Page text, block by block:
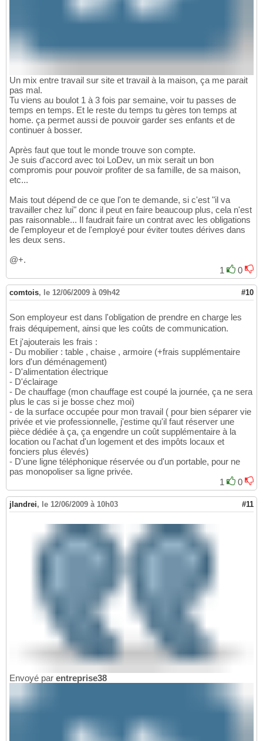
Un mix entre travail sur site et travail à la maison, ça me parait
pas mal.
Tu viens au boulot 1 à 3 fois par semaine, voir tu passes de
temps en temps. Et le reste du temps tu gères ton temps at
home. ça permet aussi de pouvoir garder ses enfants et de
continuer à bosser.
Après faut que tout le monde trouve son compte.
Je suis d'accord avec toi LoDev, un mix serait un bon
compromis pour pouvoir profiter de sa famille, de sa maison,
etc...
Mais tout dépend de ce que l'on te demande, si c'est "il va
travailler chez lui" donc il peut en faire beaucoup plus, cela n'est
pas raisonnable... Il faudrait faire un contrat avec les obligations
de l'employeur et de l'employé pour éviter toutes dérives dans
les deux sens.
@+.
1
0
comtois, le 12/06/2009 à 09h42 #10
Son employeur est dans l'obligation de prendre en charge les
frais déquipement, ainsi que les coûts de communication.
Et j'ajouterais les frais :
- Du mobilier : table , chaise , armoire (+frais supplémentaire
lors d'un déménagement)
- D'alimentation électrique
- D'éclairage
- De chauffage (mon chauffage est coupé la journée, ça ne sera
plus le cas si je bosse chez moi)
- de la surface occupée pour mon travail ( pour bien séparer vie
privée et vie professionnelle, j'estime qu'il faut réserver une
pièce dédiée à ça, ça engendre un coût supplémentaire à la
location ou l'achat d'un logement et des impôts locaux et
fonciers plus élevés)
- D'une ligne téléphonique réservée ou d'un portable, pour ne
pas monopoliser sa ligne privée.
1
0
jlandrei, le 12/06/2009 à 10h03 #11
Envoyé par entreprise38